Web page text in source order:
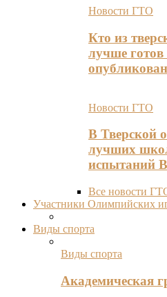
Новости ГТО
Кто из
лучше готов
Новости ГТО
В Тверской
лучших
испытаний
Все новости
Участники Олимпийских
Виды спорта
Виды спорта
Академическая